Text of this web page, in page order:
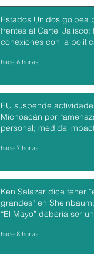
Estados Unidos golpea
frentes al Cartel Jalisco:
conexiones con la
hace 6 horas
EU suspende
Michoacán por
personal; medida
exportaciones de
hace 7 horas
Ken Salazar dice tener
grandes” en
“El Mayo” debería ser
hace 8 horas